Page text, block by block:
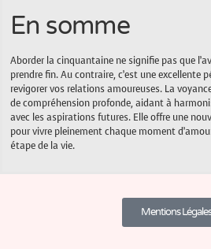
En somme
Aborder la cinquantaine ne signifie pas que
prendre fin. Au contraire, c’est une excellente
revigorer vos relations amoureuses. La
de compréhension profonde, aidant à
avec les aspirations futures. Elle offre une
pour vivre pleinement chaque moment
étape de la vie.
Mentions Légales